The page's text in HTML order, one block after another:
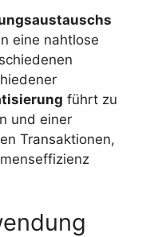
eine nahtlose
führt zu
und einer
Transaktionen,